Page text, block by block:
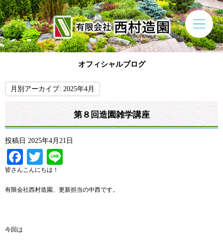
オフィシャルブログ
月別アーカイブ: 2025年4月
第８回造園雑学講座
投稿日 2025年4月21日
Facebook
Twitter
皆さんこんにちは！
有限会社西村造園、更新担当の中西です。
今回は